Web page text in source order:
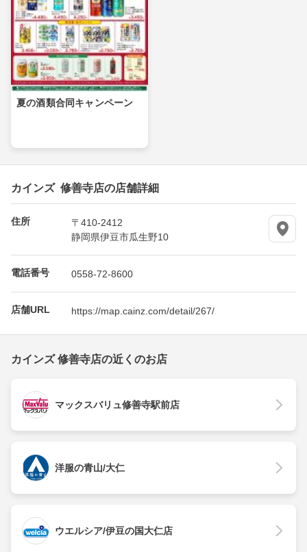
夏の酒類合同キャンペーン
カインズ 修善寺店の店舗詳細
住所
〒410-2412
静岡県伊豆市瓜生野10
電話番号 0558-72-8600
店舗URL https://map.cainz.com/detail/267/
カインズ 修善寺店の近くのお店
マックスバリュ修善寺駅前店
洋服の青山/大仁
ウエルシア/伊豆の国大仁店